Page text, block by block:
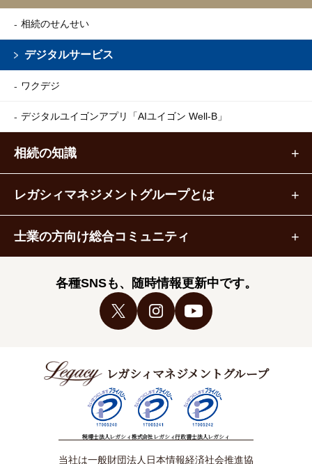
相続のせんせい
デジタルサービス
ワクデジ
デジタルユイゴンアプリ 「AIユイゴン Well-B」
相続の知識
レガシィマネジメントグループとは
士業の方向け総合コミュニティ
各種SNSも、随時情報更新中です。
レガシィマネジメントグループ
税理士法人レガシィ株式会社レガシィ行政書士法人レガシィ
当社は一般財団法人日本情報経済社会推進協